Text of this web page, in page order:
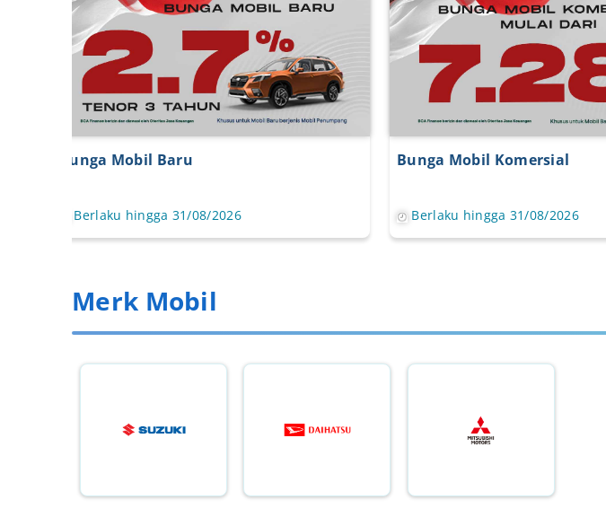
Bunga Mobil Komersial
Berlaku hingga 31/08/2026
Mini for Max
Berlaku hingga 31/08/2026
Merk Mobil